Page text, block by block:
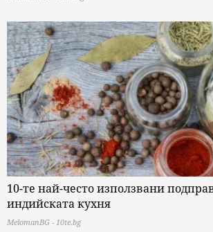
10-те най-често използвани
индийската кухня
MelomanBG - 10te.bg